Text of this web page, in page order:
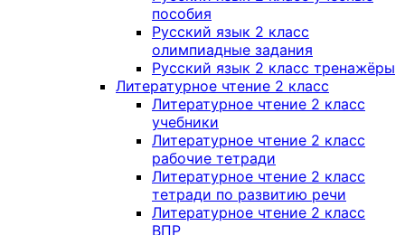
пособия
Русский язык 2 класс
олимпиадные задания
Русский язык 2 класс тренажёры
Литературное чтение 2 класс
Литературное чтение 2 класс
учебники
Литературное чтение 2 класс
рабочие тетради
Литературное чтение 2 класс
тетради по развитию речи
Литературное чтение 2 класс
ВПР